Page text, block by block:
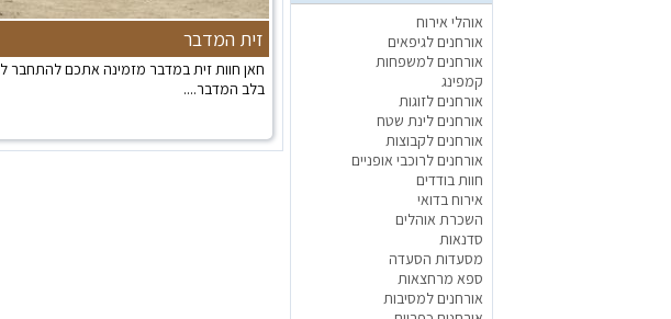
אוהלי אירוח
אורחנים לגיפאים
אורחנים למשפחות
קמפינג
אורחנים לזוגות
אורחנים לינת שטח
אורחנים לקבוצות
אורחנים לרוכבי אופניים
חוות בודדים
אירוח בדואי
השכרת אוהלים
סדנאות
מסעדות הסעדה
ספא מרחצאות
אורחנים למסיבות
זית המדבר
חאן חוות זית במדבר מזמינה אתכם להתחבר
בלב המדבר....